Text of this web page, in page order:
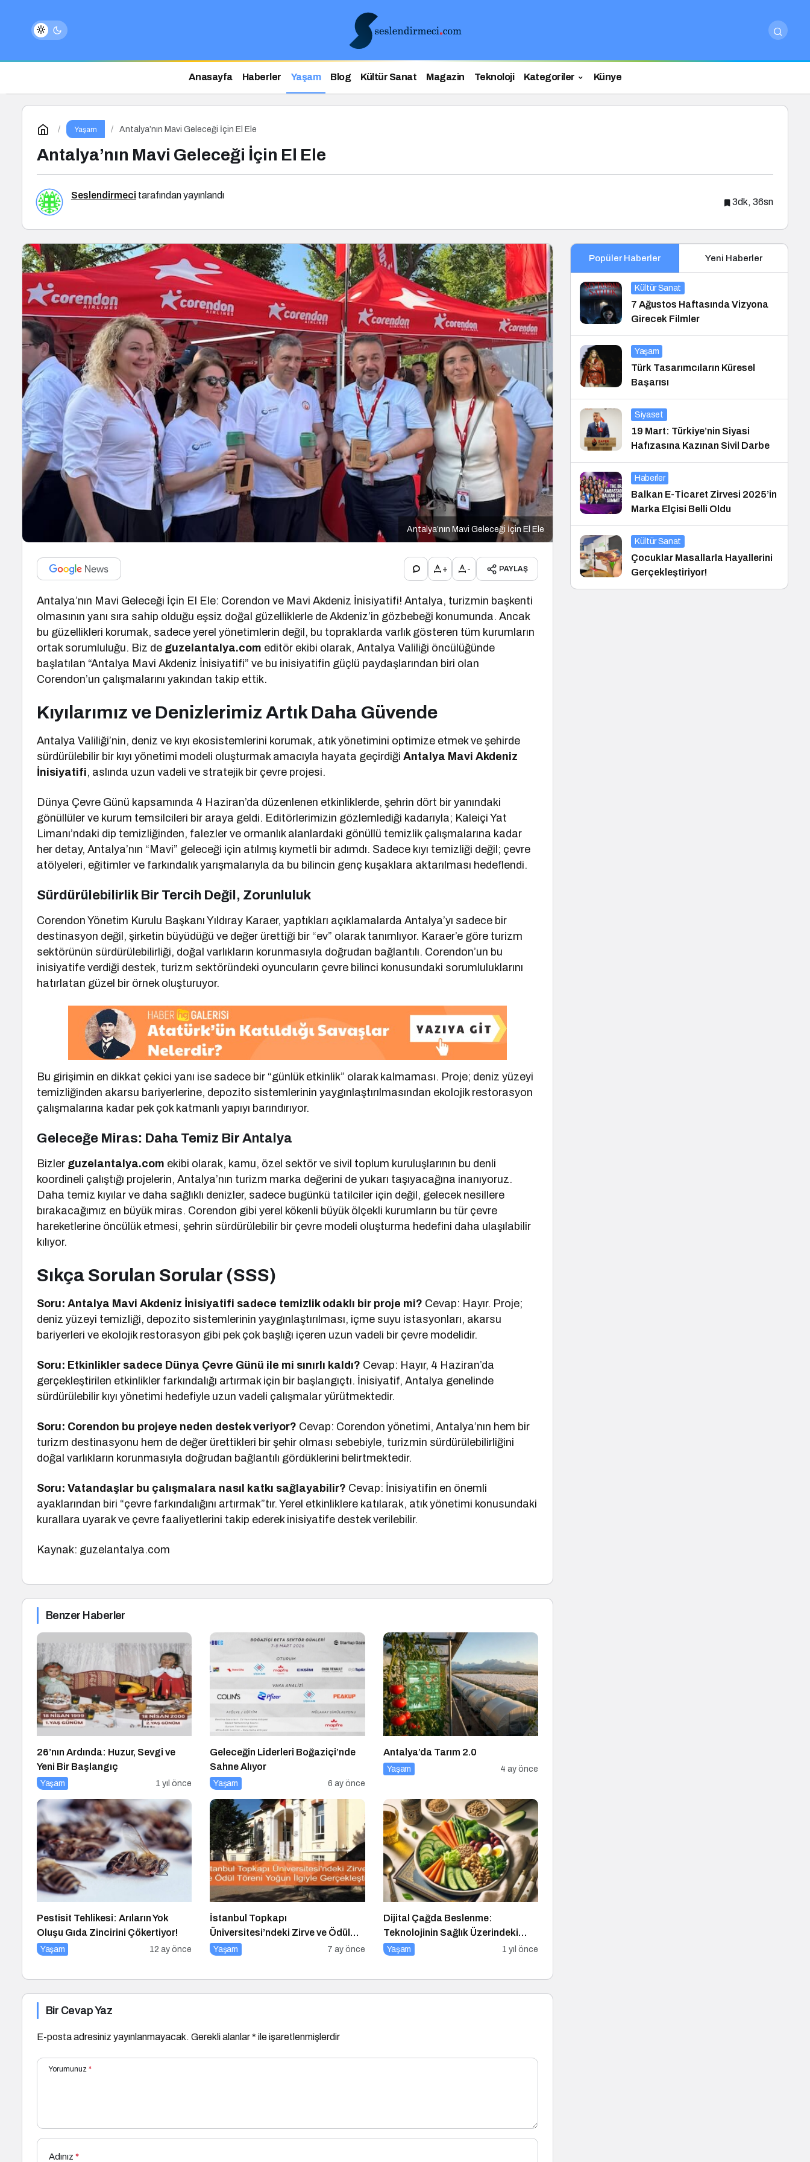
Anasayfa Haberler Yaşam Blog Kültür Sanat Magazin Teknoloji Kategoriler Künye
Yaşam Antalya’nın Mavi Geleceği İçin El Ele
Antalya’nın Mavi Geleceği İçin El Ele
Seslendirmeci tarafından yayınlandı
3dk, 36sn
Antalya’nın Mavi Geleceği İçin El Ele
+ - PAYLAŞ
Antalya’nın Mavi Geleceği İçin El Ele: Corendon ve Mavi Akdeniz İnisiyatifi! Antalya, turizmin başkenti
olmasının yanı sıra sahip olduğu eşsiz doğal güzelliklerle de Akdeniz’in gözbebeği konumunda. Ancak
bu güzellikleri korumak, sadece yerel yönetimlerin değil, bu topraklarda varlık gösteren tüm kurumların
ortak sorumluluğu. Biz de guzelantalya.com editör ekibi olarak, Antalya Valiliği öncülüğünde
başlatılan “Antalya Mavi Akdeniz İnisiyatifi” ve bu inisiyatifin güçlü paydaşlarından biri olan
Corendon’un çalışmalarını yakından takip ettik.
Kıyılarımız ve Denizlerimiz Artık Daha Güvende
Antalya Valiliği’nin, deniz ve kıyı ekosistemlerini korumak, atık yönetimini optimize etmek ve şehirde
sürdürülebilir bir kıyı yönetimi modeli oluşturmak amacıyla hayata geçirdiğiAntalya Mavi Akdeniz
İnisiyatifi, aslında uzun vadeli ve stratejik bir çevre projesi.
Dünya Çevre Günü kapsamında 4 Haziran’da düzenlenen etkinliklerde, şehrin dört bir yanındaki
gönüllüler ve kurum temsilcileri bir araya geldi. Editörlerimizin gözlemlediği kadarıyla; Kaleiçi Yat
Limanı’ndaki dip temizliğinden, falezler ve ormanlık alanlardaki gönüllü temizlik çalışmalarına kadar
her detay, Antalya’nın “Mavi” geleceği için atılmış kıymetli bir adımdı. Sadece kıyı temizliği değil; çevre
atölyeleri, eğitimler ve farkındalık yarışmalarıyla da bu bilincin genç kuşaklara aktarılması hedeflendi.
Sürdürülebilirlik Bir Tercih Değil, Zorunluluk
Corendon Yönetim Kurulu Başkanı Yıldıray Karaer, yaptıkları açıklamalarda Antalya’yı sadece bir
destinasyon değil, şirketin büyüdüğü ve değer ürettiği bir “ev” olarak tanımlıyor. Karaer’e göre turizm
sektörünün sürdürülebilirliği, doğal varlıkların korunmasıyla doğrudan bağlantılı. Corendon’un bu
inisiyatife verdiği destek, turizm sektöründeki oyuncuların çevre bilinci konusundaki sorumluluklarını
hatırlatan güzel bir örnek oluşturuyor.
Bu girişimin en dikkat çekici yanı ise sadece bir “günlük etkinlik” olarak kalmaması. Proje; deniz yüzeyi
temizliğinden akarsu bariyerlerine, depozito sistemlerinin yaygınlaştırılmasından ekolojik restorasyon
çalışmalarına kadar pek çok katmanlı yapıyı barındırıyor.
Geleceğe Miras: Daha Temiz Bir Antalya
Bizler guzelantalya.com ekibi olarak, kamu, özel sektör ve sivil toplum kuruluşlarının bu denli
koordineli çalıştığı projelerin, Antalya’nın turizm marka değerini de yukarı taşıyacağına inanıyoruz.
Daha temiz kıyılar ve daha sağlıklı denizler, sadece bugünkü tatilciler için değil, gelecek nesillere
bırakacağımız en büyük miras. Corendon gibi yerel kökenli büyük ölçekli kurumların bu tür çevre
hareketlerine öncülük etmesi, şehrin sürdürülebilir bir çevre modeli oluşturma hedefini daha ulaşılabilir
kılıyor.
Sıkça Sorulan Sorular (SSS)
Soru: Antalya Mavi Akdeniz İnisiyatifi sadece temizlik odaklı bir proje mi? Cevap: Hayır. Proje;
deniz yüzeyi temizliği, depozito sistemlerinin yaygınlaştırılması, içme suyu istasyonları, akarsu
bariyerleri ve ekolojik restorasyon gibi pek çok başlığı içeren uzun vadeli bir çevre modelidir.
Soru: Etkinlikler sadece Dünya Çevre Günü ile mi sınırlı kaldı? Cevap: Hayır, 4 Haziran’da
gerçekleştirilen etkinlikler farkındalığı artırmak için bir başlangıçtı. İnisiyatif, Antalya genelinde
sürdürülebilir kıyı yönetimi hedefiyle uzun vadeli çalışmalar yürütmektedir.
Soru: Corendon bu projeye neden destek veriyor? Cevap: Corendon yönetimi, Antalya’nın hem bir
turizm destinasyonu hem de değer ürettikleri bir şehir olması sebebiyle, turizmin sürdürülebilirliğini
doğal varlıkların korunmasıyla doğrudan bağlantılı gördüklerini belirtmektedir.
Soru: Vatandaşlar bu çalışmalara nasıl katkı sağlayabilir? Cevap: İnisiyatifin en önemli
ayaklarından biri “çevre farkındalığını artırmak”tır. Yerel etkinliklere katılarak, atık yönetimi konusundaki
kurallara uyarak ve çevre faaliyetlerini takip ederek inisiyatife destek verilebilir.
Kaynak: guzelantalya.com
Benzer Haberler
26’nın Ardında: Huzur, Sevgi ve
Yeni Bir Başlangıç
Yaşam 1 yıl önce
Geleceğin Liderleri Boğaziçi’nde
Sahne Alıyor
Yaşam 6 ay önce
Antalya’da Tarım 2.0
Yaşam 4 ay önce
Pestisit Tehlikesi: Arıların Yok
Oluşu Gıda Zincirini Çökertiyor!
Yaşam 12 ay önce
İstanbul Topkapı
Üniversitesi’ndeki Zirve ve Ödül
Töreni Yoğun İlgiyle Gerçekleşti
Yaşam 7 ay önce
Dijital Çağda Beslenme:
Teknolojinin Sağlık Üzerindeki
Etkileri ve Yeni Alışkanlıklar
Yaşam 1 yıl önce
Bir Cevap Yaz
E-posta adresiniz yayınlanmayacak. Gerekli alanlar* ile işaretlenmişlerdir
Yorumunuz *
Adınız *
Popüler Haberler Yeni Haberler
Kültür Sanat
7 Ağustos Haftasında Vizyona
Girecek Filmler
Yaşam
Türk Tasarımcıların Küresel
Başarısı
Siyaset
19 Mart: Türkiye’nin Siyasi
Hafızasına Kazınan Sivil Darbe
Haberler
Balkan E-Ticaret Zirvesi 2025’in
Marka Elçisi Belli Oldu
Kültür Sanat
Çocuklar Masallarla Hayallerini
Gerçekleştiriyor!